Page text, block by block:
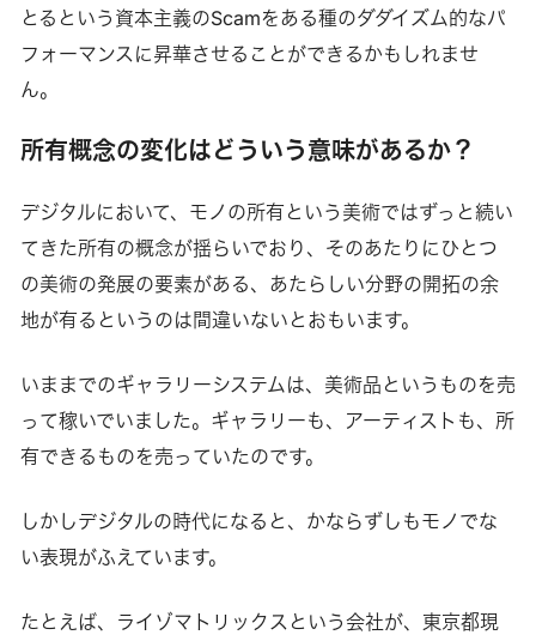
とるという資本主義のScamをある種のダダイズム的なパ
フォーマンスに昇華させることができるかもしれませ
ん。
所有概念の変化はどういう意味があるか？
デジタルにおいて、モノの所有という美術ではずっと続い
てきた所有の概念が揺らいでおり、そのあたりにひとつ
の美術の発展の要素がある、あたらしい分野の開拓の余
地が有るというのは間違いないとおもいます。
いままでのギャラリーシステムは、美術品というものを売
って稼いでいました。ギャラリーも、アーティストも、所
有できるものを売っていたのです。
しかしデジタルの時代になると、かならずしもモノでな
い表現がふえています。
たとえば、ライゾマトリックスという会社が、東京都現